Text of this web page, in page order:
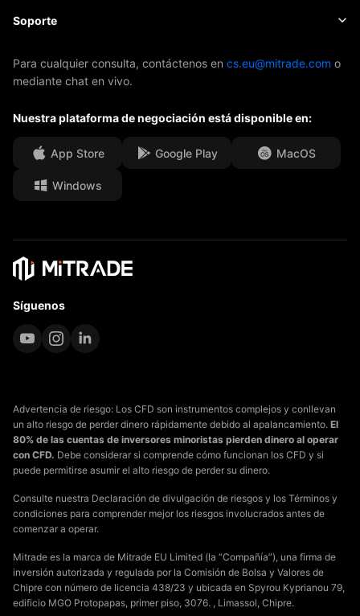
EBook
Sobre Mitrade
Nuestros premios
Centro de medios
Oportunidades de Carrera
Documentos Legales
Soporte
Centro de ayuda
F.A.Q.
Para cualquier consulta, contáctenos en cs.eu@mitrade.com o
mediante chat en vivo.
Nuestra plataforma de negociación está disponible en:
App Store Google Play MacOS
Windows
Síguenos
Advertencia de riesgo: Los CFD son instrumentos complejos y conllevan
un alto riesgo de perder dinero rápidamente debido al apalancamiento. El
80% de las cuentas de inversores minoristas pierden dinero al operar
con CFD. Debe considerar si comprende cómo funcionan los CFD y si
puede permitirse asumir el alto riesgo de perder su dinero.
Consulte nuestra Declaración de divulgación de riesgos y los Términos y
condiciones para comprender mejor los riesgos involucrados antes de
comenzar a operar.
Mitrade es la marca de Mitrade EU Limited (la “Compañía”), una firma de
inversión autorizada y regulada por la Comisión de Bolsa y Valores de
Chipre con número de licencia 438/23 y ubicada en Spyrou Kyprianou 79,
edificio MGO Protopapas, primer piso, 3076. , Limassol, Chipre.